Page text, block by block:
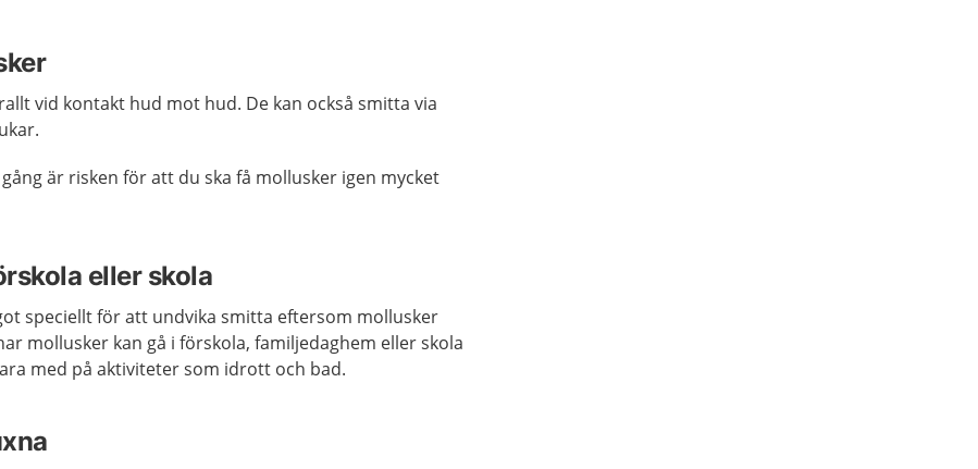
vid kontakt hud mot hud. De kan också smitta via
är risken för att du ska få mollusker igen mycket
eller skola
speciellt för att undvika smitta eftersom mollusker
mollusker kan gå i förskola, familjedaghem eller skola
med på aktiviteter som idrott och bad.